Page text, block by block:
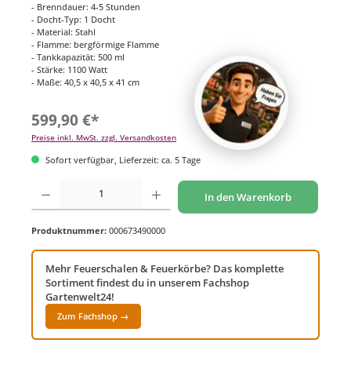
- Brenndauer: 4-5 Stunden
- Docht-Typ: 1 Docht
- Material: Stahl
- Flamme: bergförmige Flamme
- Tankkapazität: 500 ml
- Stärke: 1100 Watt
- Maße: 40,5 x 40,5 x 41 cm
599,90 €*
Preise inkl. MwSt. zzgl. Versandkosten
Sofort verfügbar, Lieferzeit: ca. 5 Tage
Produkt Anzahl: Gib den gewünschten Wert ein oder benutze die Schaltflächen um
In den Warenkorb
Produktnummer: 000673490000
Mehr Feuerschalen & Feuerkörbe? Das komplette
Sortiment findest du in unserem Fachshop
Gartenwelt24!
Zum Fachshop →